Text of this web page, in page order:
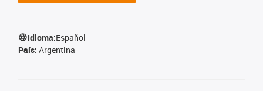
Idioma:Español
País: Argentina